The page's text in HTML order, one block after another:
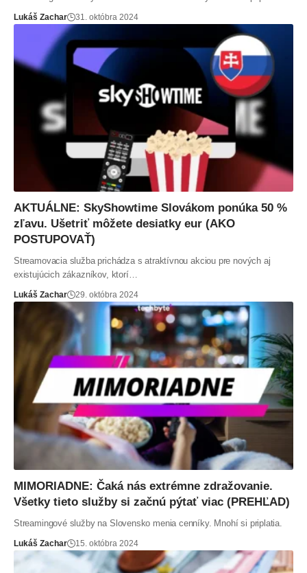
Lukáš Zachar 31. októbra 2024
AKTUÁLNE: SkyShowtime Slovákom ponúka 50 %
zľavu. Ušetriť môžete desiatky eur (AKO
POSTUPOVAŤ)
Streamovacia služba prichádza s atraktívnou akciou pre nových aj
existujúcich zákazníkov, ktorí…
Lukáš Zachar 29. októbra 2024
MIMORIADNE: Čaká nás extrémne zdražovanie.
Všetky tieto služby si začnú pýtať viac (PREHĽAD)
Streamingové služby na Slovensko menia cenníky. Mnohí si priplatia.
Lukáš Zachar 15. októbra 2024